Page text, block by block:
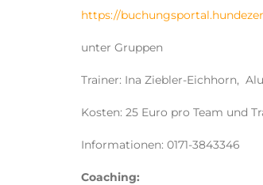
https://
unter Gruppen
Trainer: Ina Ziebler-Eichhorn,
Kosten: 25 Euro pro Team und
Informationen: 0171-3843346
Coaching: